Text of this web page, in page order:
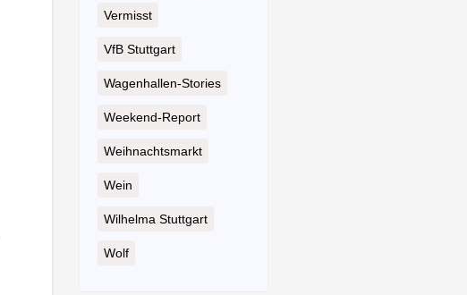
Vermisst
VfB Stuttgart
Wagenhallen-Stories
Weekend-Report
Weihnachtsmarkt
Wein
Wilhelma Stuttgart
Wolf